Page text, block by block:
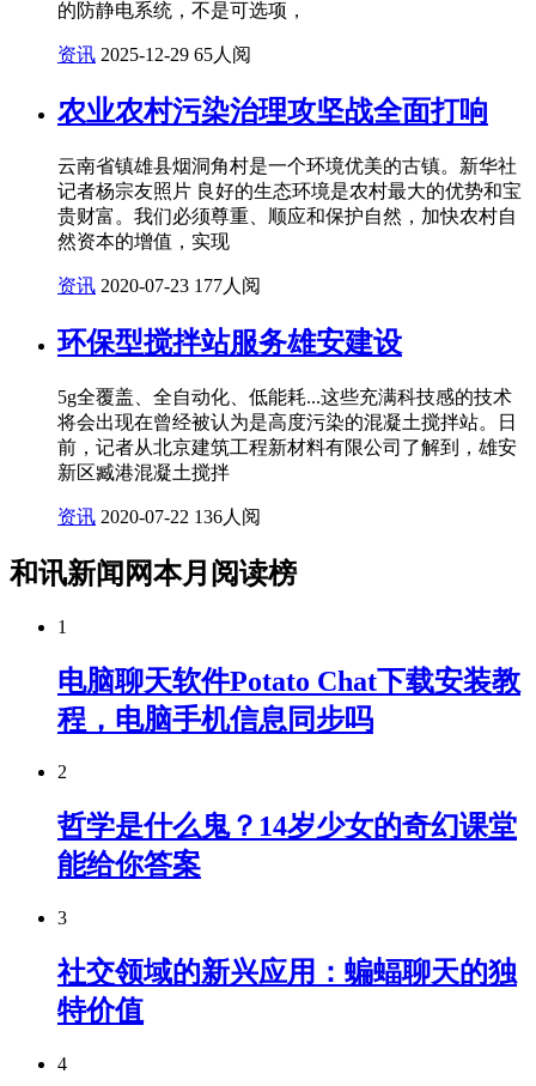
的防静电系统，不是可选项，
资讯 2025-12-29 65人阅
农业农村污染治理攻坚战全面打响
云南省镇雄县烟洞角村是一个环境优美的古镇。新华社
记者杨宗友照片 良好的生态环境是农村最大的优势和宝
贵财富。我们必须尊重、顺应和保护自然，加快农村自
然资本的增值，实现
资讯 2020-07-23 177人阅
环保型搅拌站服务雄安建设
5g全覆盖、全自动化、低能耗...这些充满科技感的技术
将会出现在曾经被认为是高度污染的混凝土搅拌站。日
前，记者从北京建筑工程新材料有限公司了解到，雄安
新区臧港混凝土搅拌
资讯 2020-07-22 136人阅
和讯新闻网本月阅读榜
1
电脑聊天软件Potato Chat下载安装教
程，电脑手机信息同步吗
2
哲学是什么鬼？14岁少女的奇幻课堂
能给你答案
3
社交领域的新兴应用：蝙蝠聊天的独
特价值
4